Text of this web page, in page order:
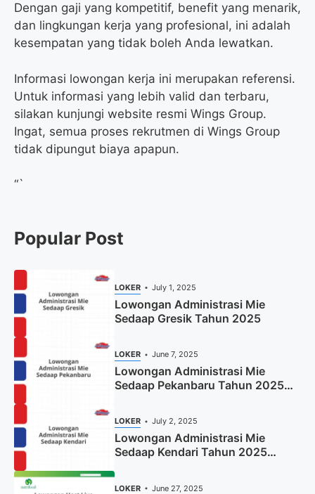
Dengan gaji yang kompetitif, benefit yang menarik,
dan lingkungan kerja yang profesional, ini adalah
kesempatan yang tidak boleh Anda lewatkan.
Informasi lowongan kerja ini merupakan referensi.
Untuk informasi yang lebih valid dan terbaru,
silakan kunjungi website resmi Wings Group.
Ingat, semua proses rekrutmen di Wings Group
tidak dipungut biaya apapun.
“`
Popular Post
LOKER July 1, 2025
Lowongan Administrasi Mie
Sedaap Gresik Tahun 2025
LOKER June 7, 2025
Lowongan Administrasi Mie
Sedaap Pekanbaru Tahun 2025
LOKER July 2, 2025
Lowongan Administrasi Mie
Sedaap Kendari Tahun 2025
LOKER June 27, 2025